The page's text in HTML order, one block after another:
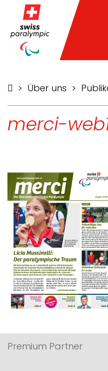
> Über uns >
merci-
Premium Partner